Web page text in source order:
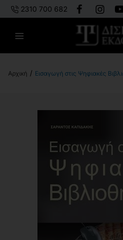
2310 700 682
Εισαγωγή στις Ψηφιακές